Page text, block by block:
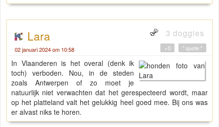
Lara 3 doggies
02 januari 2024 om 10:58 " quote "
+0
In Vlaanderen is het overal (denk ik
toch) verboden. Nou, in de steden
zoals Antwerpen of zo moet je
natuurlijk niet verwachten dat het gerespecteerd wordt, maar
op het platteland valt het gelukkig heel goed mee. Bij ons was
er alvast niks te horen.